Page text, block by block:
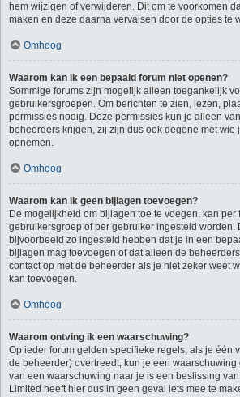
hem wijzigen of verwijderen. Dit om te voorkomen
maken en deze daarna vervalsen door de opties te
Omhoog
Waarom kan ik een bepaald forum niet openen?
Sommige forums zijn mogelijk alleen toegankelijk
gebruikersgroepen. Om berichten te zien, lezen,
permissies nodig. Deze permissies kun je alleen
beheerders krijgen, zij zijn dus ook degene met wie
opnemen.
Omhoog
Waarom kan ik geen bijlagen toevoegen?
De mogelijkheid om bijlagen toe te voegen, kan per
gebruikersgroep of per gebruiker ingesteld worden.
bijvoorbeeld zo ingesteld hebben dat je in een
bijlagen mag toevoegen of dat alleen de
contact op met de beheerder als je niet zeker weet
kan toevoegen.
Omhoog
Waarom ontving ik een waarschuwing?
Op ieder forum gelden specifieke regels, als je één
de beheerder) overtreedt, kun je een waarschuwing
van een waarschuwing naar je is een beslissing
Limited heeft hier dus in geen geval iets mee te